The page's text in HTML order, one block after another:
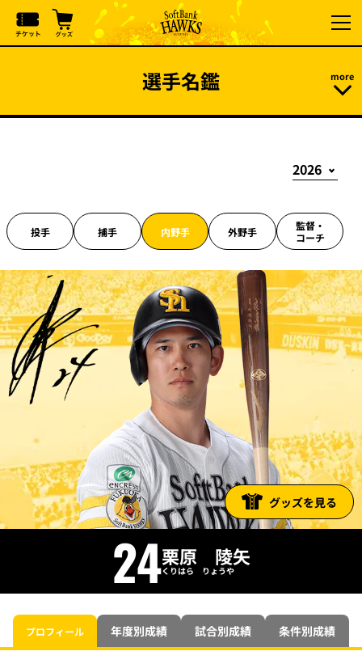
選手名鑑
投手 捕手 内野手 外野手
監督・
コーチ
24栗原 陵矢
くりはら りょうや
グッズを見る
プロフィール 年度別成績 試合別成績 条件別成績